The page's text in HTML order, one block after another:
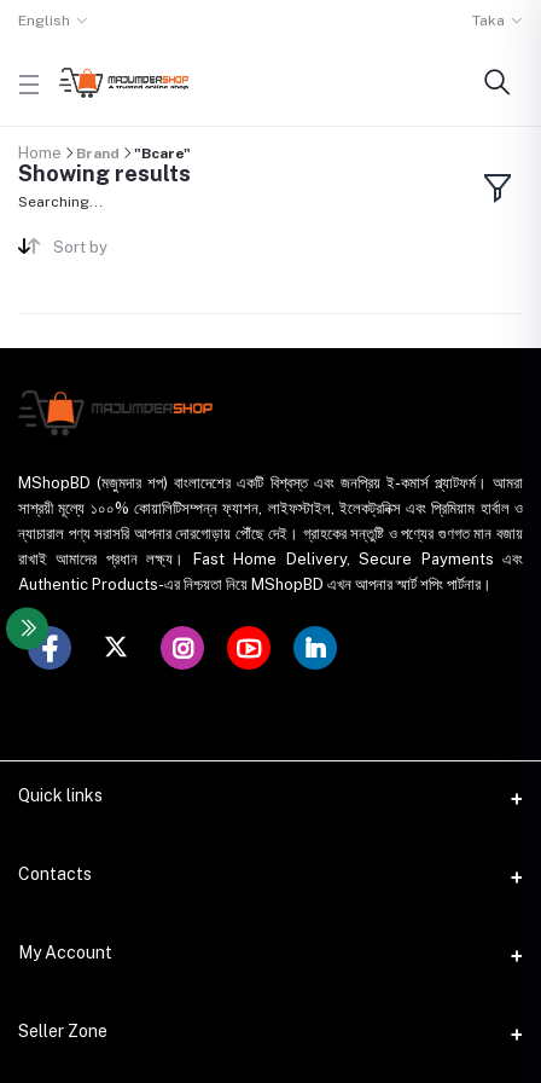
English Taka
Home Brand "Bcare"
Showing results
Searching...
Sort by
MShopBD (মজুমদার শপ) বাংলাদেশের একটি বিশ্বস্ত এবং জনপ্রিয় ই-কমার্স প্ল্যাটফর্ম। আমরা
সাশ্রয়ী মূল্যে ১০০% কোয়ালিটিসম্পন্ন ফ্যাশন, লাইফস্টাইল, ইলেকট্রনিক্স এবং প্রিমিয়াম হার্বাল ও
ন্যাচারাল পণ্য সরাসরি আপনার দোরগোড়ায় পৌঁছে দেই। গ্রাহকের সন্তুষ্টি ও পণ্যের গুণগত মান বজায়
রাখাই আমাদের প্রধান লক্ষ্য। Fast Home Delivery, Secure Payments এবং
Authentic Products-এর নিশ্চয়তা নিয়ে MShopBD এখন আপনার স্মার্ট শপিং পার্টনার।
Quick links
WhatsApp
Contacts
Address
Janota Road, 8100, Dhaka, Bangladesh.
My Account
Login
Seller Zone